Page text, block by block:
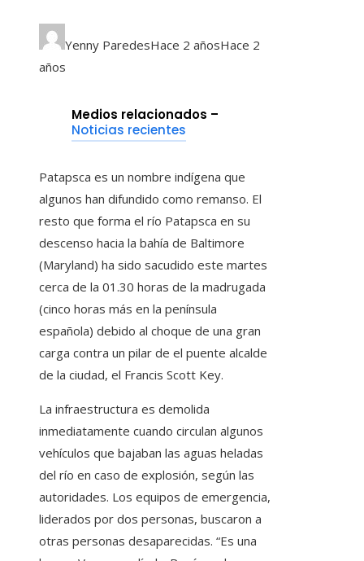
Yenny ParedesHace 2 añosHace 2
años
Medios relacionados –
Noticias recientes
Patapsca es un nombre indígena que
algunos han difundido como remanso. El
resto que forma el río Patapsca en su
descenso hacia la bahía de Baltimore
(Maryland) ha sido sacudido este martes
cerca de la 01.30 horas de la madrugada
(cinco horas más en la península
española) debido al choque de una gran
carga contra un pilar de el puente alcalde
de la ciudad, el Francis Scott Key.
La infraestructura es demolida
inmediatamente cuando circulan algunos
vehículos que bajaban las aguas heladas
del río en caso de explosión, según las
autoridades. Los equipos de emergencia,
liderados por dos personas, buscaron a
otras personas desaparecidas. “Es una